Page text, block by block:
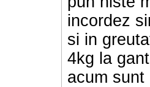
incordez
si in
4kg la
acum sunt